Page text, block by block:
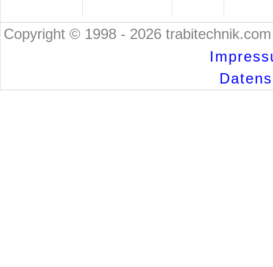
Copyright © 1998 - 2026